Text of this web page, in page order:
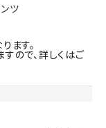
ツ
ます。
ので、詳しくはご